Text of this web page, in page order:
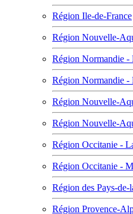
Région Ile-de-France
Région Nouvelle-
Région Normandie -
Région Normandie -
Région Nouvelle-
Région Nouvelle-
Région Occitanie -
Région Occitanie -
Région des Pays-
Région Provence-